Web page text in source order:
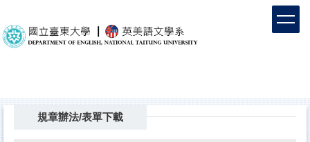
到
主
規章辦法/表單下載